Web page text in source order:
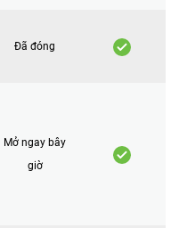
Đã đóng
Mở ngay bây
giờ